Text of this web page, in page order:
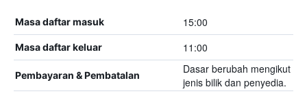
Masa daftar masuk 15:00
Masa daftar keluar 11:00
Pembayaran & Pembatalan
Dasar berubah mengikut
jenis bilik dan penyedia.